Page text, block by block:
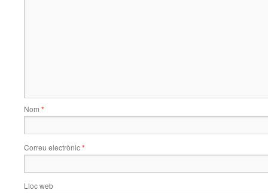
Nom *
Correu electrònic*
Lloc web